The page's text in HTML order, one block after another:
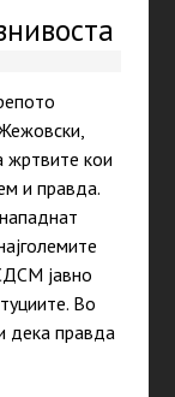
жртвите кои
и правда.
јавно
Во
дека правда